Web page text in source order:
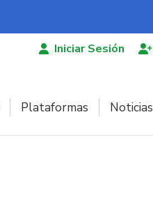
Iniciar Sesión
Plataformas Noticias